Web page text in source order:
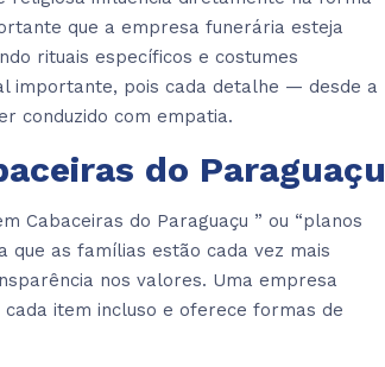
que a empresa funerária esteja
rituais específicos e costumes
importante, pois cada detalhe — desde a
conduzido com empatia.
do Paraguaçu
Cabaceiras do Paraguaçu ” ou “planos
que as famílias estão cada vez mais
nos valores. Uma empresa
item incluso e oferece formas de